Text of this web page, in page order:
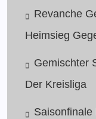
Revanche
Heimsieg
Gemischter
Der Kreisliga